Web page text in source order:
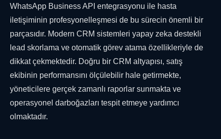
WhatsApp Business API entegrasyonu ile hasta
iletişiminin profesyonelleşmesi de bu sürecin önemli bir
parçasıdır. Modern CRM sistemleri yapay zeka destekli
lead skorlama ve otomatik görev atama özellikleriyle de
dikkat çekmektedir. Doğru bir CRM altyapısı, satış
ekibinin performansını ölçülebilir hale getirmekte,
yöneticilere gerçek zamanlı raporlar sunmakta ve
operasyonel darboğazları tespit etmeye yardımcı
olmaktadır.